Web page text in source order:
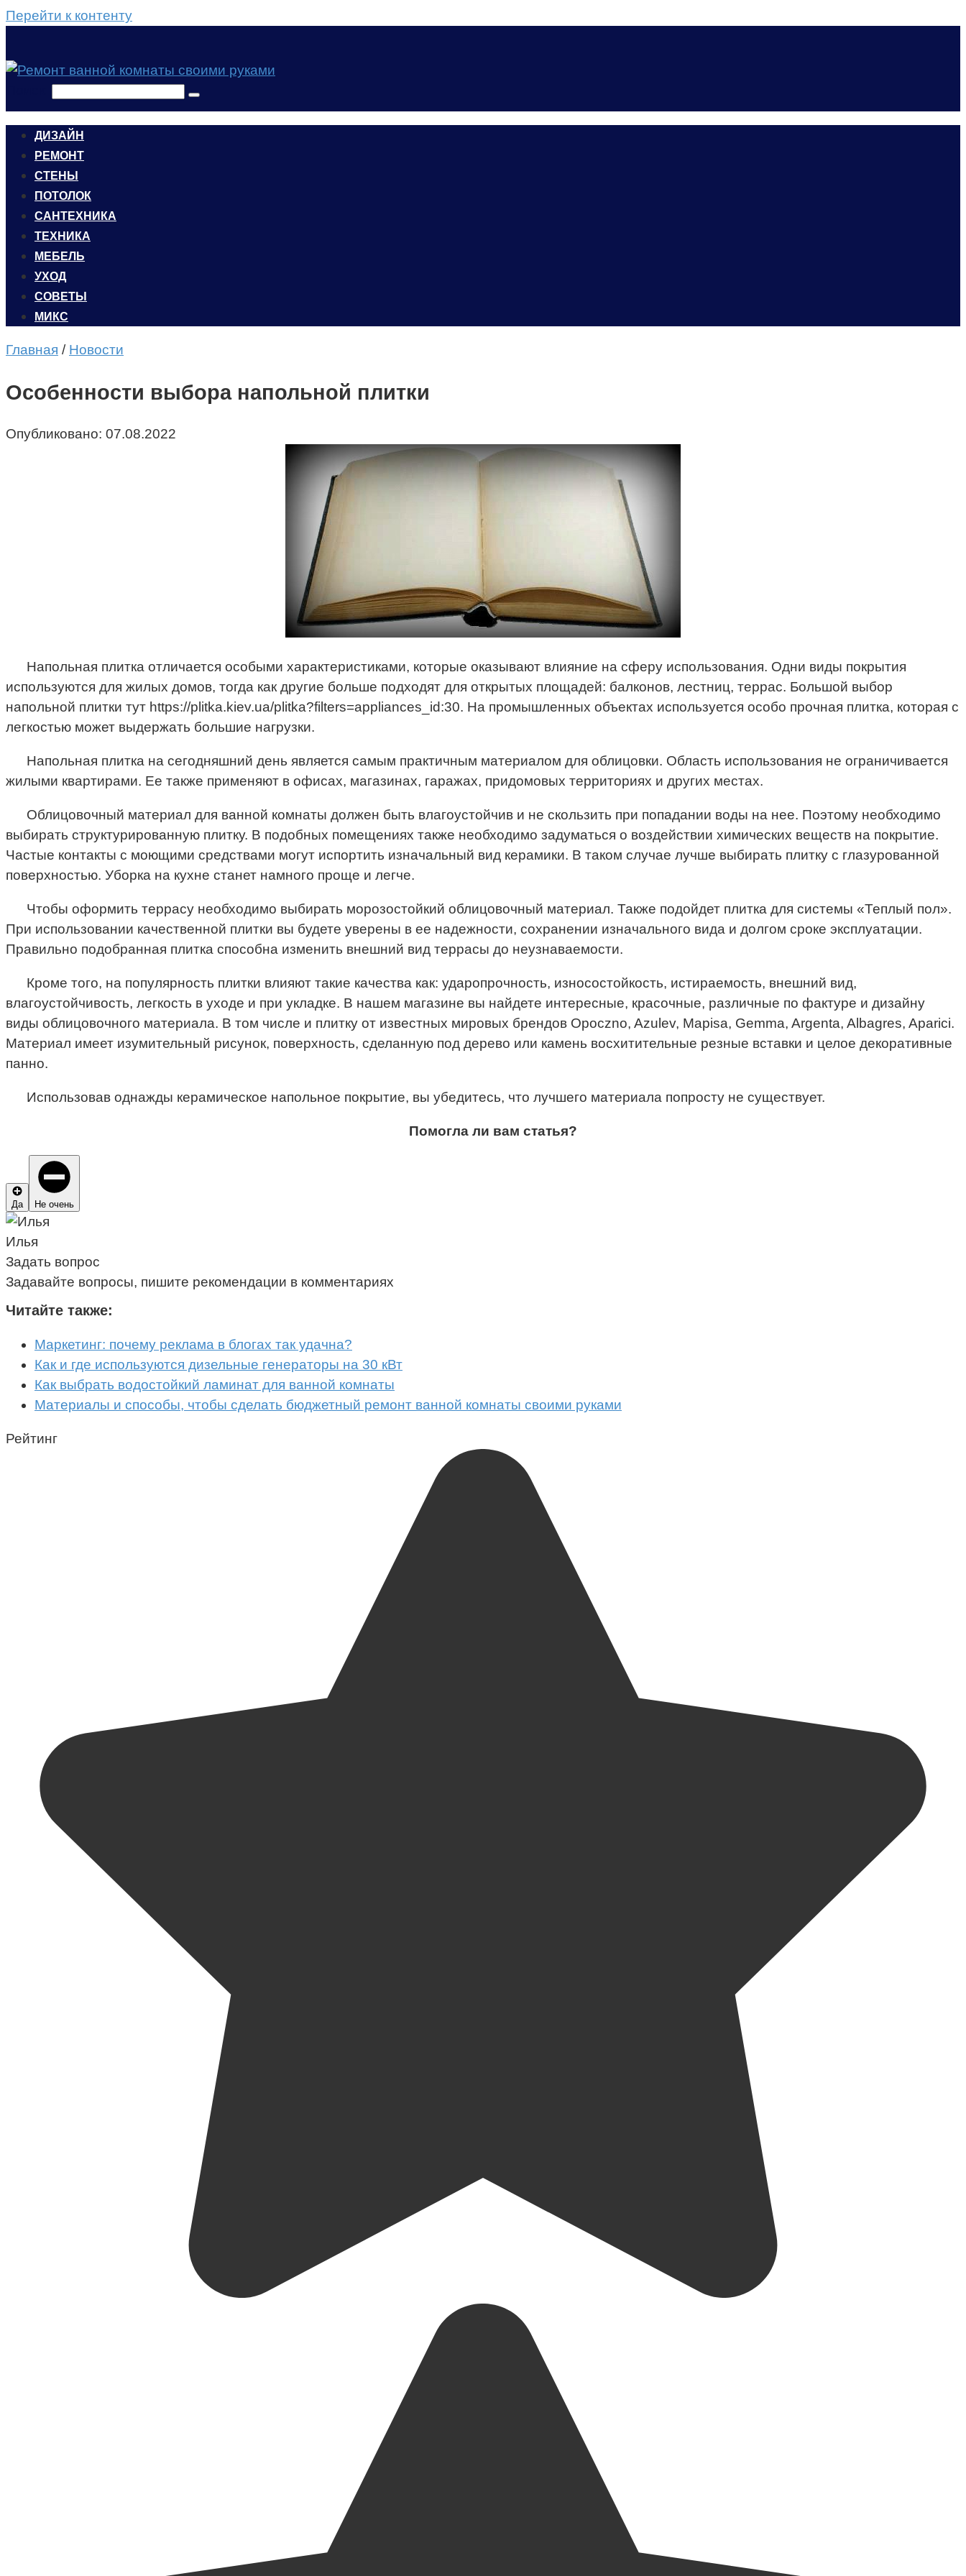
Перейти к контенту
ДИЗАЙН
РЕМОНТ
СТЕНЫ
ПОТОЛОК
САНТЕХНИКА
ТЕХНИКА
МЕБЕЛЬ
УХОД
CОВЕТЫ
МИКС
Главная / Новости
Особенности выбора напольной плитки
Опубликовано: 07.08.2022
Напольная плитка отличается особыми характеристиками, которые оказывают влияние на сферу использования. Одни виды покрытия
используются для жилых домов, тогда как другие больше подходят для открытых площадей: балконов, лестниц, террас. Большой выбор
напольной плитки тут https://plitka.kiev.ua/plitka?filters=appliances_id:30. На промышленных объектах используется особо прочная плитка, которая с
легкостью может выдержать большие нагрузки.
Напольная плитка на сегодняшний день является самым практичным материалом для облицовки. Область использования не ограничивается
жилыми квартирами. Ее также применяют в офисах, магазинах, гаражах, придомовых территориях и других местах.
Облицовочный материал для ванной комнаты должен быть влагоустойчив и не скользить при попадании воды на нее. Поэтому необходимо
выбирать структурированную плитку. В подобных помещениях также необходимо задуматься о воздействии химических веществ на покрытие.
Частые контакты с моющими средствами могут испортить изначальный вид керамики. В таком случае лучше выбирать плитку с глазурованной
поверхностью. Уборка на кухне станет намного проще и легче.
Чтобы оформить террасу необходимо выбирать морозостойкий облицовочный материал. Также подойдет плитка для системы «Теплый пол».
При использовании качественной плитки вы будете уверены в ее надежности, сохранении изначального вида и долгом сроке эксплуатации.
Правильно подобранная плитка способна изменить внешний вид террасы до неузнаваемости.
Кроме того, на популярность плитки влияют такие качества как: ударопрочность, износостойкость, истираемость, внешний вид,
влагоустойчивость, легкость в уходе и при укладке. В нашем магазине вы найдете интересные, красочные, различные по фактуре и дизайну
виды облицовочного материала. В том числе и плитку от известных мировых брендов Opoczno, Azulev, Mapisa, Gemma, Argenta, Albagres, Aparici.
Материал имеет изумительный рисунок, поверхность, сделанную под дерево или камень восхитительные резные вставки и целое декоративные
панно.
Использовав однажды керамическое напольное покрытие, вы убедитесь, что лучшего материала попросту не существует.
Помогла ли вам статья?
Да Не очень
Илья
Задать вопрос
Задавайте вопросы, пишите рекомендации в комментариях
Читайте также:
Маркетинг: почему реклама в блогах так удачна?
Как и где используются дизельные генераторы на 30 кВт
Как выбрать водостойкий ламинат для ванной комнаты
Материалы и способы, чтобы сделать бюджетный ремонт ванной комнаты своими руками
Рейтинг